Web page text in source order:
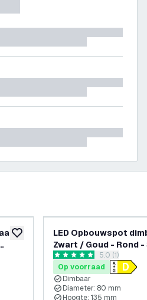
toevoegen aan verlanglijst
-
LED Opbouwspot
Zwart / Goud - Rond -
2700K - 345 Lumen -
ø80mm
reviews
5 score sterren5.0 (1)
Op voorraad
Dimbaar
Diameter: 80 mm
Hoogte: 135 mm